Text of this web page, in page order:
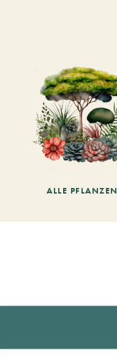
ALLE PFLANZEN